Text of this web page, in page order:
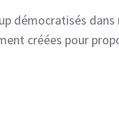
démocratisés dans
créées pour